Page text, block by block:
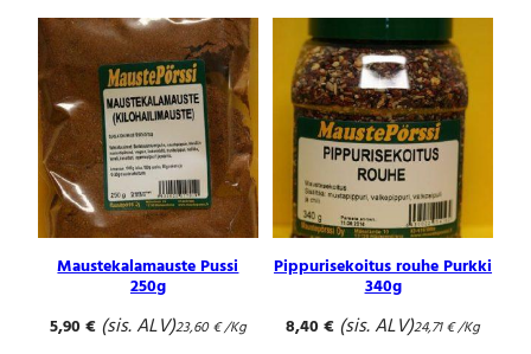
Maustekalamauste Pussi
250g
5,90€ (sis. ALV)23,60€/Kg
Pippurisekoitus rouhe Purkki
340g
8,40€ (sis. ALV)24,71€/Kg